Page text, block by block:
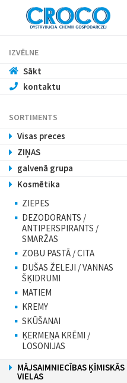
IZVĒLNE
Sākt
kontaktu
SORTIMENTS
Visas preces
ZIŅAS
galvenā grupa
Kosmētika
ZIEPES
DEZODORANTS /
ANTIPERSPIRANTS /
SMARŽAS
ZOBU PASTĀ / CITA
DUŠAS ŽELEJI / VANNAS
ŠĶIDRUMI
MATIEM
KREMY
SKŪŠANAI
ĶERMEŅA KRĒMI /
LOSONIJAS
MĀJSAIMNIECĪBAS ĶĪMISKĀS
VIELAS